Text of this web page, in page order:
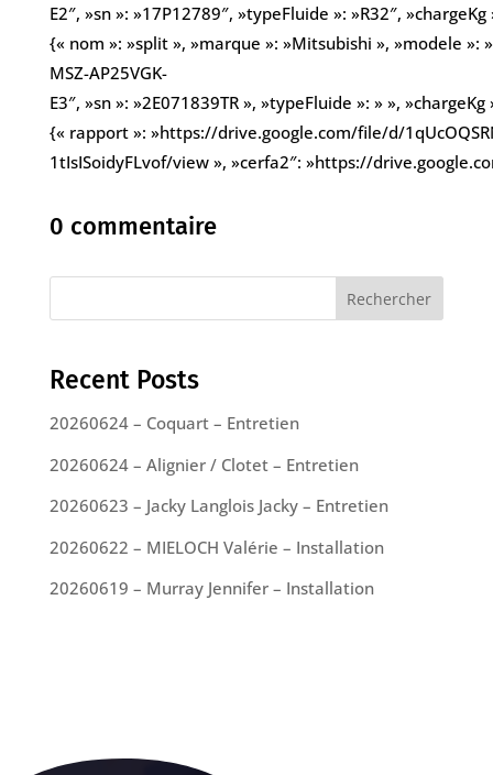
E2″, »sn »: »17P12789″, »typeFluide »: »R32″, »chargeKg
{« nom »: »split », »marque »: »Mitsubishi », »modele »:
MSZ-AP25VGK-
E3″, »sn »: »2E071839TR », »typeFluide »: » »,
{« rapport »: »https://drive.google.com/file/d/
1tIsISoidyFLvof/view », »cerfa2″: »https://
0 commentaire
Rechercher
Recent Posts
20260624 – Coquart – Entretien
20260624 – Alignier / Clotet – Entretien
20260623 – Jacky Langlois Jacky – Entretien
20260622 – MIELOCH Valérie – Installation
20260619 – Murray Jennifer – Installation